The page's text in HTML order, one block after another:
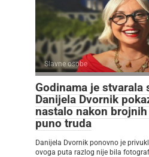
Slavne osobe
Godinama je stvarala
Danijela Dvornik
nastalo nakon
puno truda
Danijela Dvornik ponovno je
ovoga puta razlog nije bila